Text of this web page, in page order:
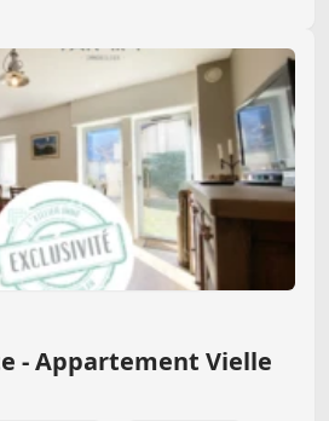
- Appartement Vielle